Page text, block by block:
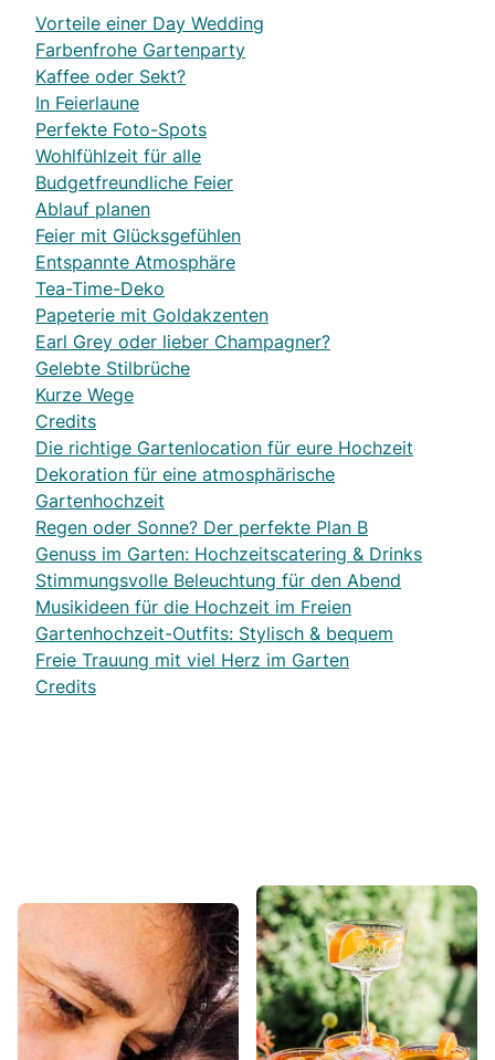
Vorteile einer Day Wedding
Farbenfrohe Gartenparty
Kaffee oder Sekt?
In Feierlaune
Perfekte Foto-Spots
Wohlfühlzeit für alle
Budgetfreundliche Feier
Ablauf planen
Feier mit Glücksgefühlen
Entspannte Atmosphäre
Tea-Time-Deko
Papeterie mit Goldakzenten
Earl Grey oder lieber Champagner?
Gelebte Stilbrüche
Kurze Wege
Credits
Die richtige Gartenlocation für eure Hochzeit
Dekoration für eine atmosphärische
Gartenhochzeit
Regen oder Sonne? Der perfekte Plan B
Genuss im Garten: Hochzeitscatering & Drinks
Stimmungsvolle Beleuchtung für den Abend
Musikideen für die Hochzeit im Freien
Gartenhochzeit-Outfits: Stylisch & bequem
Freie Trauung mit viel Herz im Garten
Credits